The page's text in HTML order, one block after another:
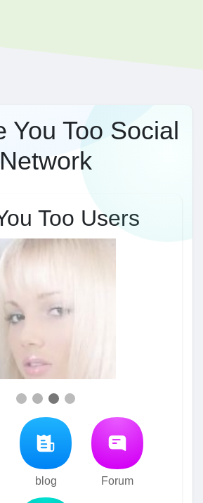
You Too Social
Network
Too Users
blog Forum